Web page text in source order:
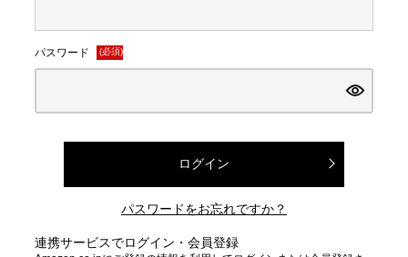
パスワード (必須)
ログイン
パスワードをお忘れですか？
連携サービスでログイン・会員登録